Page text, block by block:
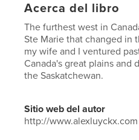
Acerca del libro
The furthest west in
Ste Marie that changed in
my wife and I ventured
Canada's great plains and
the Saskatchewan.
Sitio web del autor
http://www.alexluyckx.com